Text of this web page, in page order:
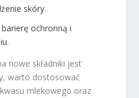
skóry.
barierę ochronną i
.
nowe składniki jest
warto dostosować
mlekowego oraz